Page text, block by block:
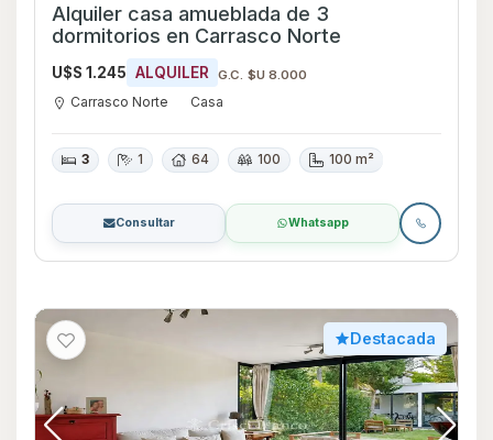
Alquiler casa amueblada de 3
dormitorios en Carrasco Norte
U$S 1.245 ALQUILER G.C. $U 8.000
Carrasco Norte Casa
3 1 64 100 100 m²
Consultar Whatsapp
Destacada